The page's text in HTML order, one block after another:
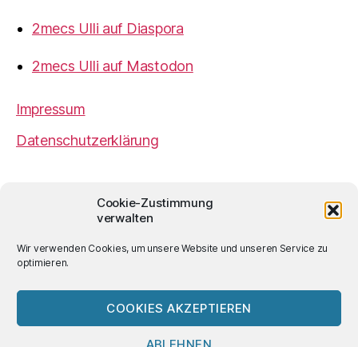
Cookie-Zustimmung
verwalten
Wir verwenden Cookies, um unsere Website und unseren Service zu
optimieren.
COOKIES AKZEPTIEREN
ABLEHNEN
2mecs Ulli auf Diaspora
2mecs Ulli auf Mastodon
Impressum
Datenschutzerklärung
Ulrich Würdemannist sofern nicht
anders angegeben lizenziert unter einer
Creative
Lizenz.